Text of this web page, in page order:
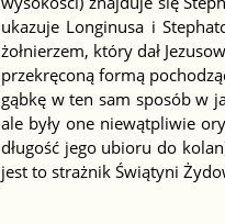
ukazuje Longinusa i
żołnierzem, który dał
przekręconą formą
gąbkę w ten sam sposób w
ale były one niewątpliwie
długość jego ubioru do
jest to strażnik Świątyni